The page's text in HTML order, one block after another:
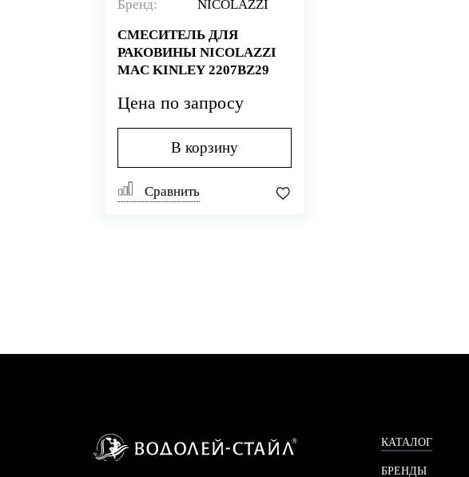
Бренд:
NICOLAZZI
СМЕСИТЕЛЬ ДЛЯ
РАКОВИНЫ NICOLAZZI
MAC KINLEY 2207BZ29
Цена по запросу
В корзину
Сравнить
КАТАЛОГ
БРЕНДЫ